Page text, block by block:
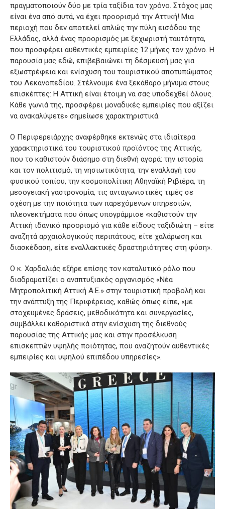
πραγματοποιούν δύο με τρία ταξίδια τον χρόνο. Στόχος μας
είναι ένα από αυτά, να έχει προορισμό την Αττική! Μια
περιοχή που δεν αποτελεί απλώς την πύλη εισόδου της
Ελλάδας, αλλά ένας προορισμός με ξεχωριστή ταυτότητα,
που προσφέρει αυθεντικές εμπειρίες 12 μήνες τον χρόνο. Η
παρουσία μας εδώ, επιβεβαιώνει τη δέσμευσή μας για
εξωστρέφεια και ενίσχυση του τουριστικού αποτυπώματος
του Λεκανοπεδίου. Στέλνουμε ένα ξεκάθαρο μήνυμα στους
επισκέπτες: Η Αττική είναι έτοιμη να σας υποδεχθεί όλους.
Κάθε γωνιά της, προσφέρει μοναδικές εμπειρίες που αξίζει
να ανακαλύψετε» σημείωσε χαρακτηριστικά.
Ο Περιφερειάρχης αναφέρθηκε εκτενώς στα ιδιαίτερα
χαρακτηριστικά του τουριστικού προϊόντος της Αττικής,
που το καθιστούν διάσημο στη διεθνή αγορά: την ιστορία
και τον πολιτισμό, τη νησιωτικότητα, την εναλλαγή του
φυσικού τοπίου, την κοσμοπολίτικη Αθηναϊκή Ριβιέρα, τη
μεσογειακή γαστρονομία, τις ανταγωνιστικές τιμές σε
σχέση με την ποιότητα των παρεχόμενων υπηρεσιών,
πλεονεκτήματα που όπως υπογράμμισε «καθιστούν την
Αττική ιδανικό προορισμό για κάθε είδους ταξιδιώτη – είτε
αναζητά αρχαιολογικούς περιπάτους, είτε χαλάρωση και
διασκέδαση, είτε εναλλακτικές δραστηριότητες στη φύση».
Ο κ. Χαρδαλιάς εξήρε επίσης τον καταλυτικό ρόλο που
διαδραματίζει ο αναπτυξιακός οργανισμός «Νέα
Μητροπολιτική Αττική Α.Ε.» στην τουριστική προβολή και
την ανάπτυξη της Περιφέρειας, καθώς όπως είπε, «με
στοχευμένες δράσεις, μεθοδικότητα και συνεργασίες,
συμβάλλει καθοριστικά στην ενίσχυση της διεθνούς
παρουσίας της Αττικής μας και στην προσέλκυση
επισκεπτών υψηλής ποιότητας, που αναζητούν αυθεντικές
εμπειρίες και υψηλού επιπέδου υπηρεσίες».